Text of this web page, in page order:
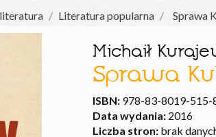
Literatura popularna Sprawa
Michaił
Sprawa
ISBN: 978-83-8019-515-
Data wydania: 2016
Liczba stron: brak